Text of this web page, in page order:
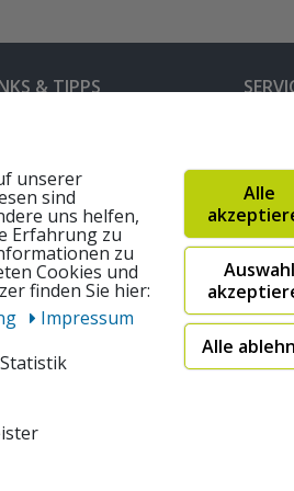
& TIPPS
pentagonsports.de
inkl. gesetzlicher Mehrwertsteuer zuzüglich
| 2Versandkostenfrei nach
unserer
sind
uns helfen,
Erfahrung zu
zu
Cookies und
finden Sie hier:
Impressum
Statistik
Alle
Auswahl
Alle